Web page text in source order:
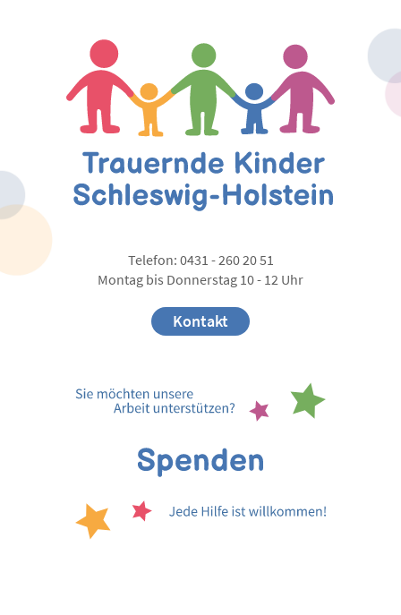
Telefon: 0431 - 260 20 51
Montag bis Donnerstag 10 - 12 Uhr
Kontakt